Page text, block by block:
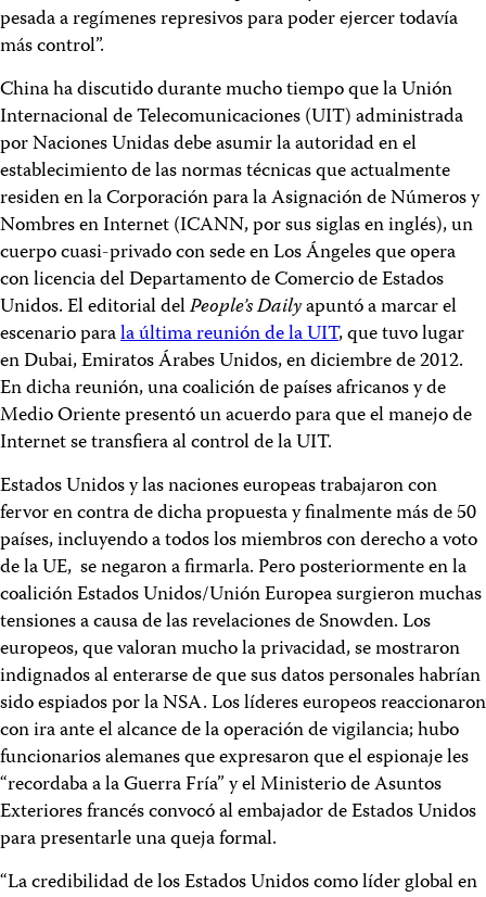
pesada a regímenes represivos para poder ejercer todavía
más control”.
China ha discutido durante mucho tiempo que la Unión
Internacional de Telecomunicaciones (UIT) administrada
por Naciones Unidas debe asumir la autoridad en el
establecimiento de las normas técnicas que actualmente
residen en la Corporación para la Asignación de Números y
Nombres en Internet (ICANN, por sus siglas en inglés), un
cuerpo cuasi-privado con sede en Los Ángeles que opera
con licencia del Departamento de Comercio de Estados
Unidos. El editorial delPeople’s Dailyapuntó a marcar el
escenario parala última reunión de la UIT, que tuvo lugar
en Dubai, Emiratos Árabes Unidos, en diciembre de 2012.
En dicha reunión, una coalición de países africanos y de
Medio Oriente presentó un acuerdo para que el manejo de
Internet se transfiera al control de la UIT.
Estados Unidos y las naciones europeas trabajaron con
fervor en contra de dicha propuesta y finalmente más de 50
países, incluyendo a todos los miembros con derecho a voto
de la UE, se negaron a firmarla. Pero posteriormente en la
coalición Estados Unidos/Unión Europea surgieron muchas
tensiones a causa de las revelaciones de Snowden. Los
europeos, que valoran mucho la privacidad, se mostraron
indignados al enterarse de que sus datos personales habrían
sido espiados por la NSA. Los líderes europeos reaccionaron
con ira ante el alcance de la operación de vigilancia; hubo
funcionarios alemanes que expresaron que el espionaje les
“recordaba a la Guerra Fría” y el Ministerio de Asuntos
Exteriores francés convocó al embajador de Estados Unidos
para presentarle una queja formal.
“La credibilidad de los Estados Unidos como líder global en